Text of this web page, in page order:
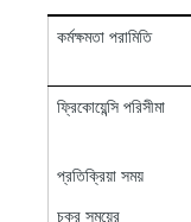
কর্মক্ষমতা পরামিতি
ফ্রিকোয়েন্সি পরিসীমা
প্রতিক্রিয়া সময়
চক্র সময়ের